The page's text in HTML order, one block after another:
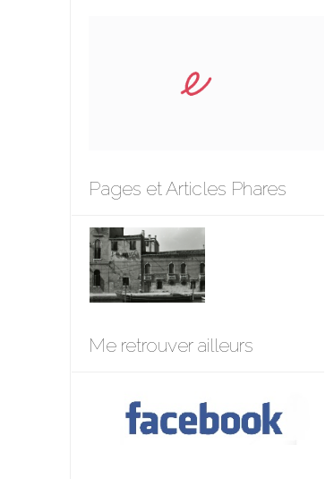
Pages et Articles Phares
Me retrouver ailleurs